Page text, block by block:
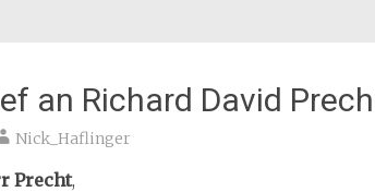
an Richard David
Nick_Haflinger
Precht,